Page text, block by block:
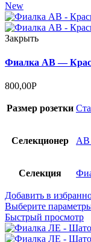
New
Закрыть
Фиалка АВ —
800,00Р
Размер розетки
Селекционер АВ
Селекция
Добавить в
Выберите
Быстрый просмотр